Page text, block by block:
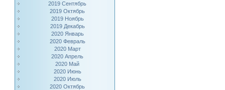
2019 Сентябрь
2019 Октябрь
2019 Ноябрь
2019 Декабрь
2020 Январь
2020 Февраль
2020 Март
2020 Апрель
2020 Май
2020 Июнь
2020 Июль
2020 Октябрь